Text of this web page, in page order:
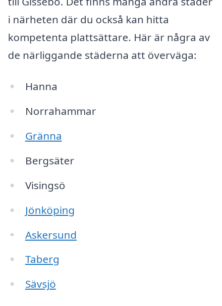
i närheten där du också kan hitta
kompetenta plattsättare. Här är några av
de närliggande städerna att överväga:
Hanna
Norrahammar
Gränna
Bergsäter
Visingsö
Jönköping
Askersund
Taberg
Sävsjö